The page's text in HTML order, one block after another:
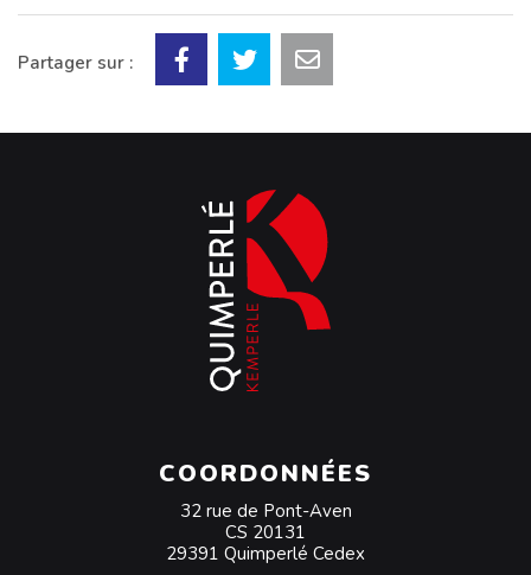
Partager sur :
COORDONNÉES
32 rue de Pont-Aven
CS 20131
29391 Quimperlé Cedex